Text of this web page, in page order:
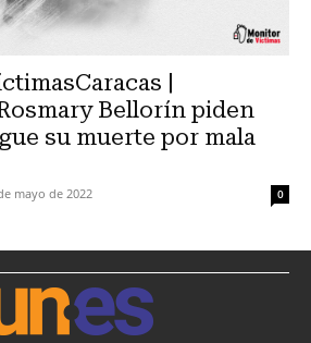
|
Bellorín piden
su muerte por mala
mayo de 2022 0